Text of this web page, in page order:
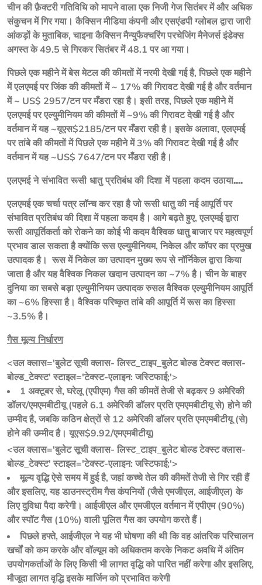
चीन की फ़ैक्टरी गतिविधि को मापने वाला एक निजी गेज सितंबर में और अधिक
संकुचन में गिर गया। कैक्सिन मीडिया कंपनी और एसएंडपी ग्लोबल द्वारा जारी
आंकड़ों के मुताबिक, चाइना कैक्सिन मैन्युफैक्चरिंग परचेजिंग मैनेजर्स इंडेक्स
अगस्त के 49.5 से गिरकर सितंबर में 48.1 पर आ गया।
पिछले एक महीने में बेस मेटल की कीमतों में नरमी देखी गई है, पिछले एक महीने
में एलएमई पर जिंक की कीमतों में ~ 17% की गिरावट देखी गई है और वर्तमान
में ~ US$ 2957/टन पर मँडरा रहा है। इसी तरह, पिछले एक महीने में
एलएमई पर एल्युमीनियम की कीमतों में ~9% की गिरावट देखी गई है और
वर्तमान में यह ~यूएस$2185/टन पर मँडरा रही है। इसके अलावा, एलएमई
पर तांबे की कीमतों में पिछले एक महीने में 3% की गिरावट देखी गई है और
वर्तमान में यह ~US$ 7647/टन पर मँडरा रही है।
एलएमई ने संभावित रूसी धातु प्रतिबंध की दिशा में पहला कदम उठाया....
एलएमई एक चर्चा पत्र लॉन्च कर रहा है जो रूसी धातु की नई आपूर्ति पर
संभावित प्रतिबंध की दिशा में पहला कदम है। आगे बढ़ते हुए, एलएमई द्वारा
रूसी आपूर्तिकर्ता को रोकने का कोई भी कदम वैश्विक धातु बाजार पर महत्वपूर्ण
प्रभाव डाल सकता है क्योंकि रूस एल्युमीनियम, निकेल और कॉपर का प्रमुख
उत्पादक है।  रूस में निकेल का उत्पादन मुख्य रूप से नॉर्निकेल द्वारा किया
जाता है और यह वैश्विक निकल खदान उत्पादन का ~7% है। चीन के बाहर
दुनिया का सबसे बड़ा एल्युमीनियम उत्पादक रुसल वैश्विक एल्युमीनियम आपूर्ति
का ~6% हिस्सा है। वैश्विक परिष्कृत तांबे की आपूर्ति में रूस का हिस्सा
~3.5% है।
गैस मूल्य निर्धारण
<उल क्लास='बुलेट सूची क्लास- लिस्ट_टाइप_बुलेट बोल्ड टेक्स्ट क्लास-
बोल्ड_टेक्स्ट' स्टाइल='टेक्स्ट-एलाइन: जस्टिफाई;'>
1 अक्टूबर से, घरेलू (एपीएम) गैस की कीमतें तेजी से बढ़कर 9 अमेरिकी
डॉलर/एमएमबीटीयू (पहले 6.1 अमेरिकी डॉलर प्रति एमएमबीटीयू से) होने की
उम्मीद है, जबकि कठिन क्षेत्रों से 12 अमेरिकी डॉलर प्रति एमएमबीटीयू (से)
होने की उम्मीद है। यूएस$9.92/एमएमबीटीयू)
<उल क्लास='बुलेट सूची क्लास- लिस्ट_टाइप_बुलेट बोल्ड टेक्स्ट क्लास-
बोल्ड_टेक्स्ट' स्टाइल='टेक्स्ट-एलाइन: जस्टिफाई;'>
मूल्य वृद्धि ऐसे समय में हुई है, जहां कच्चे तेल की कीमतें तेजी से गिर रही हैं
और इसलिए, यह डाउनस्ट्रीम गैस कंपनियों (जैसे एमजीएल, आईजीएल) के
लिए दुविधा पैदा करेगी। आईजीएल और एमजीएल वर्तमान में एपीएम (90%)
और स्पॉट गैस (10%) वाली पूलित गैस का उपयोग करते हैं।
पिछले हफ्ते, आईजीएल ने यह भी घोषणा की थी कि वह आंतरिक परिचालन
खर्चों को कम करके और वॉल्यूम को अधिकतम करके निकट अवधि में अंतिम
उपयोगकर्ताओं के लिए किसी भी लागत वृद्धि को पारित नहीं करेगा और इसलिए,
मौजूदा लागत वृद्धि इसके मार्जिन को प्रभावित करेगी